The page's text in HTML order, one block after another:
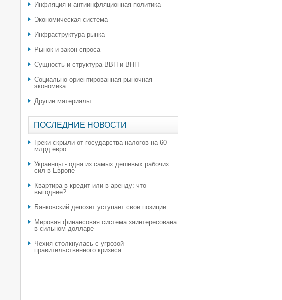
Инфляция и антиинфляционная политика
Экономическая система
Инфраструктура рынка
Рынок и закон спроса
Сущность и структура ВВП и ВНП
Социально ориентированная рыночная
экономика
Другие материалы
ПОСЛЕДНИЕ НОВОСТИ
Греки скрыли от государства налогов на 60
млрд евро
Украинцы - одна из самых дешевых рабочих
сил в Европе
Квартира в кредит или в аренду: что
выгоднее?
​Банковский депозит уступает свои позиции
Мировая финансовая система заинтересована
в сильном долларе
Чехия столкнулась с угрозой
правительственного кризиса